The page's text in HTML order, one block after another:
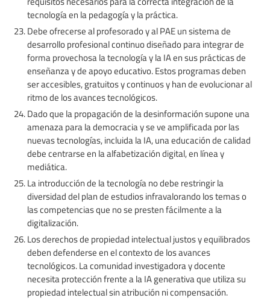
tecnología en la pedagogía y la práctica.
Debe ofrecerse al profesorado y al PAE un sistema de
desarrollo profesional continuo diseñado para integrar de
forma provechosa la tecnología y la IA en sus prácticas de
enseñanza y de apoyo educativo. Estos programas deben
ser accesibles, gratuitos y continuos y han de evolucionar al
ritmo de los avances tecnológicos.
Dado que la propagación de la desinformación supone una
amenaza para la democracia y se ve amplificada por las
nuevas tecnologías, incluida la IA, una educación de calidad
debe centrarse en la alfabetización digital, en línea y
mediática.
La introducción de la tecnología no debe restringir la
diversidad del plan de estudios infravalorando los temas o
las competencias que no se presten fácilmente a la
digitalización.
Los derechos de propiedad intelectual justos y equilibrados
deben defenderse en el contexto de los avances
tecnológicos. La comunidad investigadora y docente
necesita protección frente a la IA generativa que utiliza su
propiedad intelectual sin atribución ni compensación.